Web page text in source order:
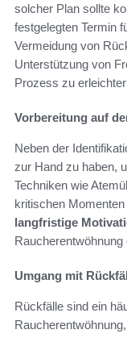
solcher Plan sollte
festgelegten Termin
Vermeidung von
Unterstützung von
Prozess zu
Vorbereitung auf
Neben der
zur Hand zu haben,
Techniken wie
kritischen
langfristige
Umgang mit
Rückfälle sind ein